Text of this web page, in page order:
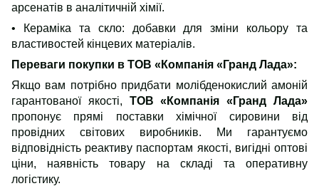
арсенатів в аналітичній хімії.
• Кераміка та скло: добавки для зміни кольору та
властивостей кінцевих матеріалів.
Переваги покупки в ТОВ «Компанія «Гранд Лада»:
Якщо вам потрібно придбати молібденокислий амоній
гарантованої якості, ТОВ «Компанія «Гранд Лада»
пропонує прямі поставки хімічної сировини від
провідних світових виробників. Ми гарантуємо
відповідність реактиву паспортам якості, вигідні оптові
ціни, наявність товару на складі та оперативну
логістику.